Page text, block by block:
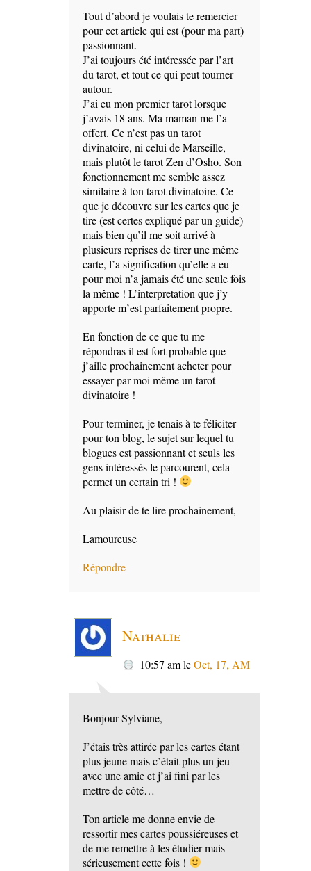
Tout d’abord je voulais te remercier
pour cet article qui est (pour ma part)
passionnant.
J’ai toujours été intéressée par l’art
du tarot, et tout ce qui peut tourner
autour.
J’ai eu mon premier tarot lorsque
j’avais 18 ans. Ma maman me l’a
offert. Ce n’est pas un tarot
divinatoire, ni celui de Marseille,
mais plutôt le tarot Zen d’Osho. Son
fonctionnement me semble assez
similaire à ton tarot divinatoire. Ce
que je découvre sur les cartes que je
tire (est certes expliqué par un guide)
mais bien qu’il me soit arrivé à
plusieurs reprises de tirer une même
carte, l’a signification qu’elle a eu
pour moi n’a jamais été une seule fois
la même ! L’interpretation que j’y
apporte m’est parfaitement propre.
En fonction de ce que tu me
répondras il est fort probable que
j’aille prochainement acheter pour
essayer par moi même un tarot
divinatoire !
Pour terminer, je tenais à te féliciter
pour ton blog, le sujet sur lequel tu
blogues est passionnant et seuls les
gens intéressés le parcourent, cela
permet un certain tri !
Au plaisir de te lire prochainement,
Lamoureuse
Répondre
Nathalie
10:57 amleOct, 17, AM
Bonjour Sylviane,
J’étais très attirée par les cartes étant
plus jeune mais c’était plus un jeu
avec une amie et j’ai fini par les
mettre de côté…
Ton article me donne envie de
ressortir mes cartes poussiéreuses et
de me remettre à les étudier mais
sérieusement cette fois !